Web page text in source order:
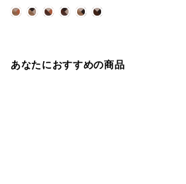
あなたにおすすめの商品